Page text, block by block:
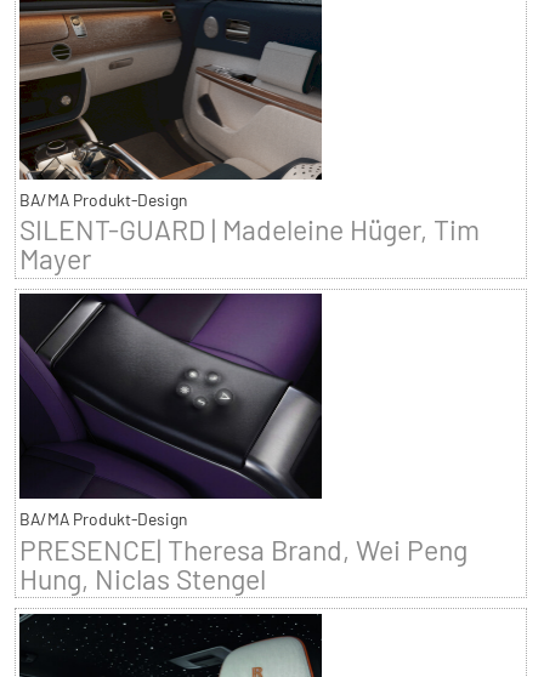
BA/MA Produkt-Design
SILENT-GUARD | Madeleine Hüger, Tim
Mayer
BA/MA Produkt-Design
PRESENCE| Theresa Brand, Wei Peng
Hung, Niclas Stengel